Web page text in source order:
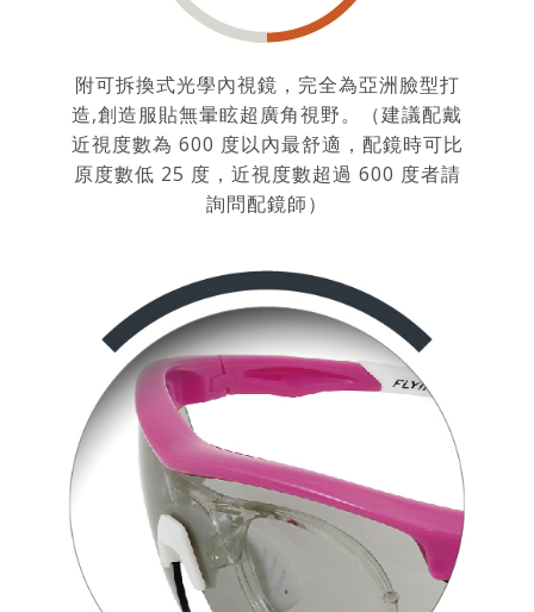
附可拆換式光學內視鏡，完全為亞洲臉型打
造,創造服貼無暈眩超廣角視野。（建議配戴
近視度數為 600 度以內最舒適，配鏡時可比
原度數低 25 度，近視度數超過 600 度者請
詢問配鏡師）